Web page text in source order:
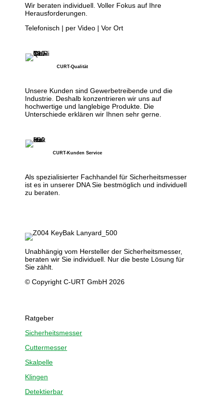
Wir beraten individuell. Voller Fokus auf Ihre
Herausforderungen.
Telefonisch | per Video | Vor Ort
CURT-Qualität
Unsere Kunden sind Gewerbetreibende und die
Industrie. Deshalb konzentrieren wir uns auf
hochwertige und langlebige Produkte. Die
Unterschiede erklären wir Ihnen sehr gerne.
CURT-Kunden Service
Als spezialisierter Fachhandel für Sicherheitsmesser
ist es in unserer DNA Sie bestmöglich und individuell
zu beraten.
Unabhängig vom Hersteller der Sicherheitsmesser,
beraten wir Sie individuell. Nur die beste Lösung für
Sie zählt.
© Copyright C-URT GmbH 2026
Ratgeber
Sicherheitsmesser
Cuttermesser
Skalpelle
Klingen
Detektierbar